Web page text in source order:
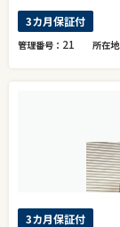
3カ月保証付
管理番号 21 所在地
3カ月保証付